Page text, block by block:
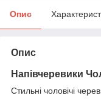
Опис
Опис
Напівчеревики
Стильні чоловічі